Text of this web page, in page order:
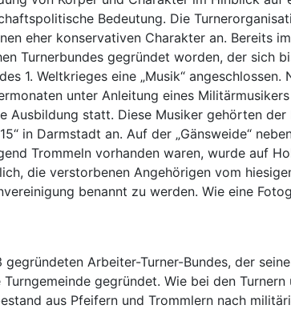
Bedeutung. Die
eher konservativen Charakter an. Bereits
Turnerbundes gegründet worden, der sich
1. Weltkrieges eine „Musik“ angeschlossen.
unter Anleitung eines
statt. Diese Musiker gehörten der
in Darmstadt an. Auf der „Gänsweide“
Trommeln vorhanden waren, wurde auf
die verstorbenen Angehörigen vom
benannt zu werden. Wie eine
Arbeiter-Turner-Bundes, der
gegründet. Wie bei den
aus Pfeifern und Trommlern nach